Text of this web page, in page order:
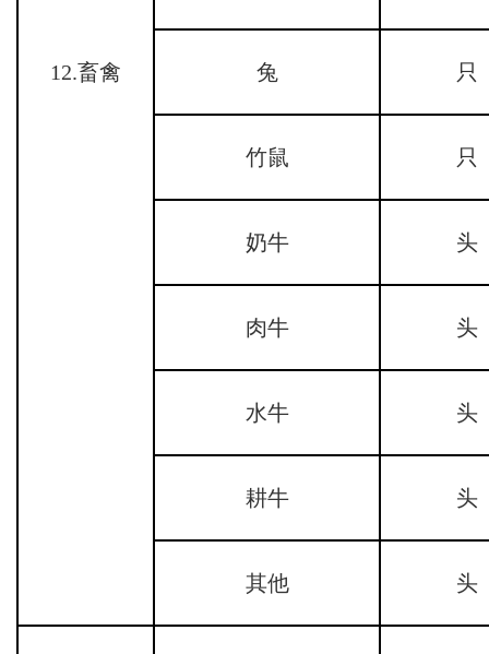
12.畜禽 兔 只
竹鼠 只
奶牛 头
肉牛 头
水牛 头
耕牛 头
其他 头